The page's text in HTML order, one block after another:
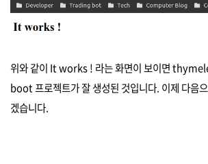
위와 같이 It works ! 라는 화면이 보이면
boot 프로젝트가 잘 생성된 것입니다. 이제 다음
겠습니다.